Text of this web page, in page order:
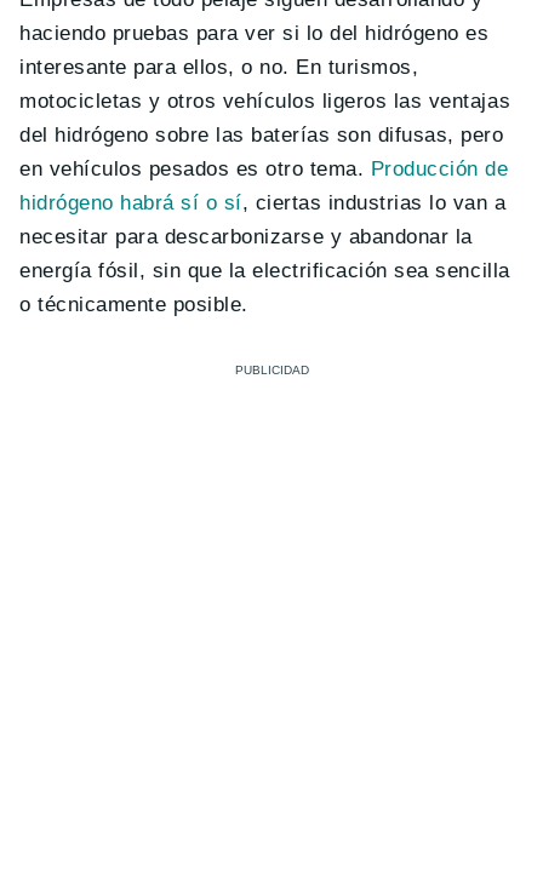
haciendo pruebas para ver si lo del hidrógeno es
interesante para ellos, o no. En turismos,
motocicletas y otros vehículos ligeros las ventajas
del hidrógeno sobre las baterías son difusas, pero
en vehículos pesados es otro tema. Producción de
hidrógeno habrá sí o sí, ciertas industrias lo van a
necesitar para descarbonizarse y abandonar la
energía fósil, sin que la electrificación sea sencilla
o técnicamente posible.